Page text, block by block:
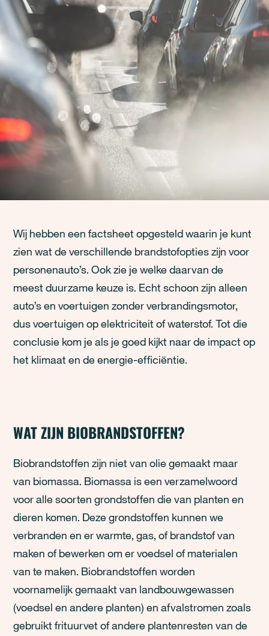
Wij hebben een factsheet opgesteld waarin je kunt
zien wat de verschillende brandstofopties zijn voor
personenauto’s. Ook zie je welke daarvan de
meest duurzame keuze is. Echt schoon zijn alleen
auto’s en voertuigen zonder verbrandingsmotor,
dus voertuigen op elektriciteit of waterstof. Tot die
conclusie kom je als je goed kijkt naar de impact op
het klimaat en de energie-efficiëntie.
WAT ZIJN BIOBRANDSTOFFEN?
Biobrandstoffen zijn niet van olie gemaakt maar
van biomassa. Biomassa is een verzamelwoord
voor alle soorten grondstoffen die van planten en
dieren komen. Deze grondstoffen kunnen we
verbranden en er warmte, gas, of brandstof van
maken of bewerken om er voedsel of materialen
van te maken. Biobrandstoffen worden
voornamelijk gemaakt van landbouwgewassen
(voedsel en andere planten) en afvalstromen zoals
gebruikt frituurvet of andere plantenresten van de